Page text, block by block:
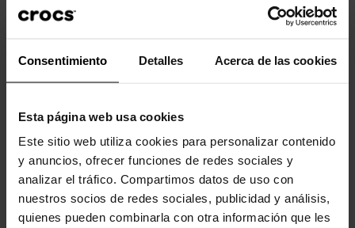
Consentimiento Detalles Acerca de las cookies
Esta página web usa cookies
Este sitio web utiliza cookies para personalizar contenido
y anuncios, ofrecer funciones de redes sociales y
analizar el tráfico. Compartimos datos de uso con
nuestros socios de redes sociales, publicidad y análisis,
quienes pueden combinarla con otra información que les
Gusano de gelatina
5,99 € 4,79 € 39,90 € 31,92 €
-20% -20%